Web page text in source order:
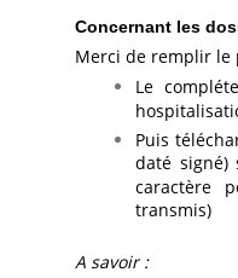
Concernant les
Merci de remplir
Le
Puis
daté
caractère
transmis)
A savoir :